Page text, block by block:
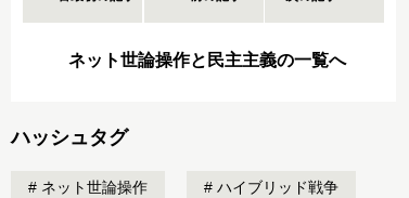
ネット世論操作と民主主義の一覧へ
ハッシュタグ
ネット世論操作 ハイブリッド戦争